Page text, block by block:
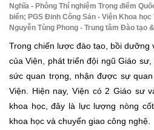
Nghĩa - Phòng Thí nghiệm Trọng điểm
biển; PGS Đinh Công Sản - Viện Khoa
Nguyễn Tùng Phong - Trung tâm Đào tạo
Trong chiến lược đào tạo, bồi dưỡng
của Viện, phát triển đội ngũ Giáo
sức quan trọng, nhận được sự
Viện. Hiện nay, Viện có 2 Giáo sư
khoa học, đây là lực lượng nòng
khoa học và chuyển giao công nghệ.